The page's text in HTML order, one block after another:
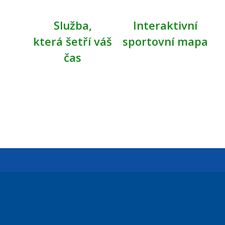
Služba,
která šetří váš
čas
Interaktivní
sportovní mapa